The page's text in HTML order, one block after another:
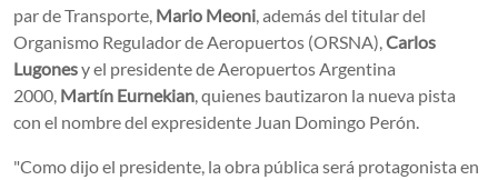
par de Transporte, Mario Meoni , además del titular del
Organismo Regulador de Aeropuertos (ORSNA), Carlos
Lugonesy el presidente de Aeropuertos Argentina
2000, Martín Eurnekian , quienes bautizaron la nueva pista
con el nombre del expresidente Juan Domingo Perón.
"Como dijo el presidente, la obra pública será protagonista en